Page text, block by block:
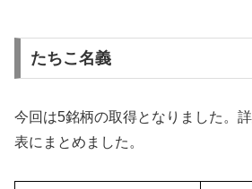
たちこ名義
今回は5銘柄の取得となりました。
表にまとめました。